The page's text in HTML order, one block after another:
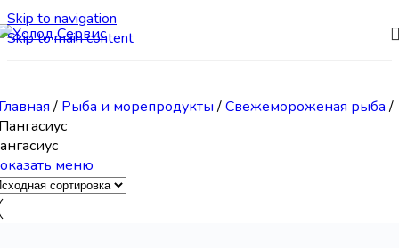
Skip to navigation
Skip to main content
/ Рыба и морепродукты/Свежемороженая рыба/
меню